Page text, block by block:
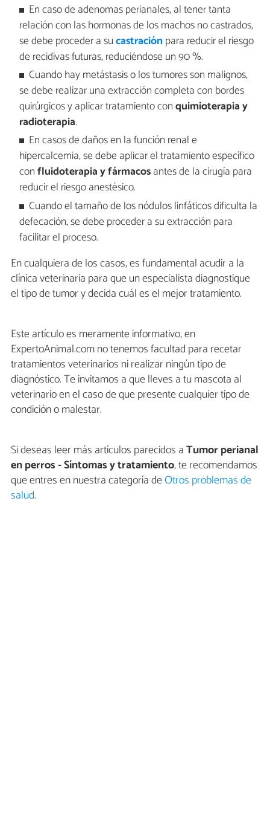
En caso de adenomas perianales, al tener tanta
relación con las hormonas de los machos no castrados,
se debe proceder a sucastración para reducir el riesgo
de recidivas futuras, reduciéndose un 90 %.
Cuando hay metástasis o los tumores son malignos,
se debe realizar una extracción completa con bordes
quirúrgicos y aplicar tratamiento conquimioterapia y
radioterapia.
En casos de daños en la función renal e
hipercalcemia, se debe aplicar el tratamiento específico
confluidoterapia y fármacosantes de la cirugía para
reducir el riesgo anestésico.
Cuando el tamaño de los nódulos linfáticos dificulta la
defecación, se debe proceder a su extracción para
facilitar el proceso.
En cualquiera de los casos, es fundamental acudir a la
clínica veterinaria para que un especialista diagnostique
el tipo de tumor y decida cuál es el mejor tratamiento.
Este artículo es meramente informativo, en
ExpertoAnimal.com no tenemos facultad para recetar
tratamientos veterinarios ni realizar ningún tipo de
diagnóstico. Te invitamos a que lleves a tu mascota al
veterinario en el caso de que presente cualquier tipo de
condición o malestar.
Si deseas leer más artículos parecidos aTumor perianal
en perros - Síntomas y tratamiento, te recomendamos
que entres en nuestra categoría deOtros problemas de
salud.